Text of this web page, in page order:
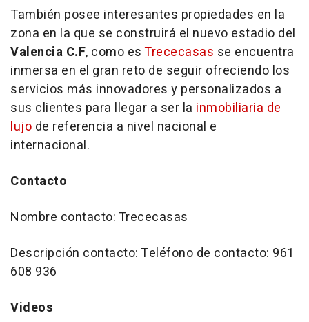
También posee interesantes propiedades en la
zona en la que se construirá el nuevo estadio del
Valencia C.F, como esTrececasas se encuentra
inmersa en el gran reto de seguir ofreciendo los
servicios más innovadores y personalizados a
sus clientes para llegar a ser la inmobiliaria de
lujo de referencia a nivel nacional e
internacional.
Contacto
Nombre contacto: Trececasas
Descripción contacto: Teléfono de contacto: 961
608 936
Videos